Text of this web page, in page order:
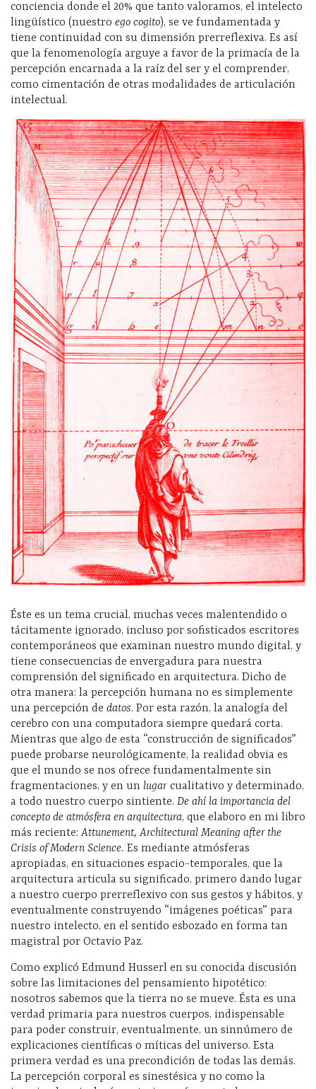
conciencia donde el 20% que tanto valoramos, el intelecto
lingüístico (nuestro ego cogito), se ve fundamentada y
tiene continuidad con su dimensión prerreflexiva. Es así
que la fenomenología arguye a favor de la primacía de la
percepción encarnada a la raíz del ser y el comprender,
como cimentación de otras modalidades de articulación
intelectual.
Éste es un tema crucial, muchas veces malentendido o
tácitamente ignorado, incluso por sofisticados escritores
contemporáneos que examinan nuestro mundo digital, y
tiene consecuencias de envergadura para nuestra
comprensión del significado en arquitectura. Dicho de
otra manera: la percepción humana no es simplemente
una percepción de datos. Por esta razón, la analogía del
cerebro con una computadora siempre quedará corta.
Mientras que algo de esta “construcción de significados”
puede probarse neurológicamente, la realidad obvia es
que el mundo se nos ofrece fundamentalmente sin
fragmentaciones, y en un lugar cualitativo y determinado,
a todo nuestro cuerpo sintiente. De ahí la importancia del
concepto de atmósfera en arquitectura, que elaboro en mi libro
más reciente:Attunement, Architectural Meaning after the
Crisis of Modern Science. Es mediante atmósferas
apropiadas, en situaciones espacio-temporales, que la
arquitectura articula su significado, primero dando lugar
a nuestro cuerpo prerreflexivo con sus gestos y hábitos, y
eventualmente construyendo “imágenes poéticas” para
nuestro intelecto, en el sentido esbozado en forma tan
magistral por Octavio Paz.
Como explicó Edmund Husserl en su conocida discusión
sobre las limitaciones del pensamiento hipotético:
nosotros sabemos que la tierra no se mueve. Ésta es una
verdad primaria para nuestros cuerpos, indispensable
para poder construir, eventualmente, un sinnúmero de
explicaciones científicas o míticas del universo. Esta
primera verdad es una precondición de todas las demás.
La percepción corporal es sinestésica y no como la